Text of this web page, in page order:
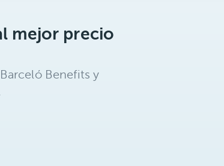
mejor precio
Benefits y